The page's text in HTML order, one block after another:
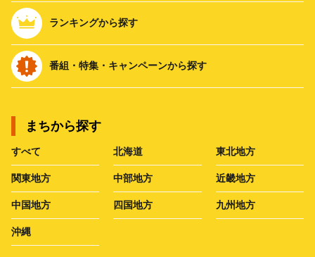
ランキングから探す
番組・特集・キャンペーンから探す
まちから探す
すべて 北海道 東北地方
関東地方 中部地方 近畿地方
中国地方 四国地方 九州地方
沖縄